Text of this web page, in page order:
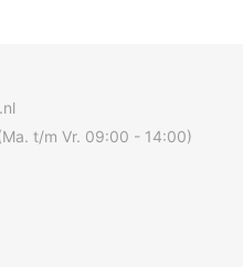
t/m Vr. 09:00 - 14:00)